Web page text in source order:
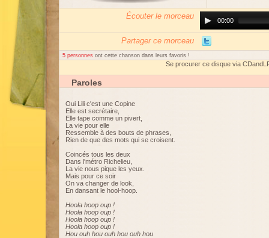
Écouter le morceau
Player00:00
Partager ce morceau
5 personnes ont cette chanson dans leurs favoris !
Se procurer ce disque via
Paroles
Oui Lili c'est une Copine
Elle est secrétaire,
Elle tape comme un pivert,
La vie pour elle
Ressemble à des bouts de phrases,
Rien de que des mots qui se croisent.
Coincés tous les deux
Dans l'métro Richelieu,
La vie nous pique les yeux.
Mais pour ce soir
On va changer de look,
En dansant le hool-hoop.
Hoola hoop oup !
Hoola hoop oup !
Hoola hoop oup !
Hoola hoop oup !
Hou ouh hou ouh hou ouh hou